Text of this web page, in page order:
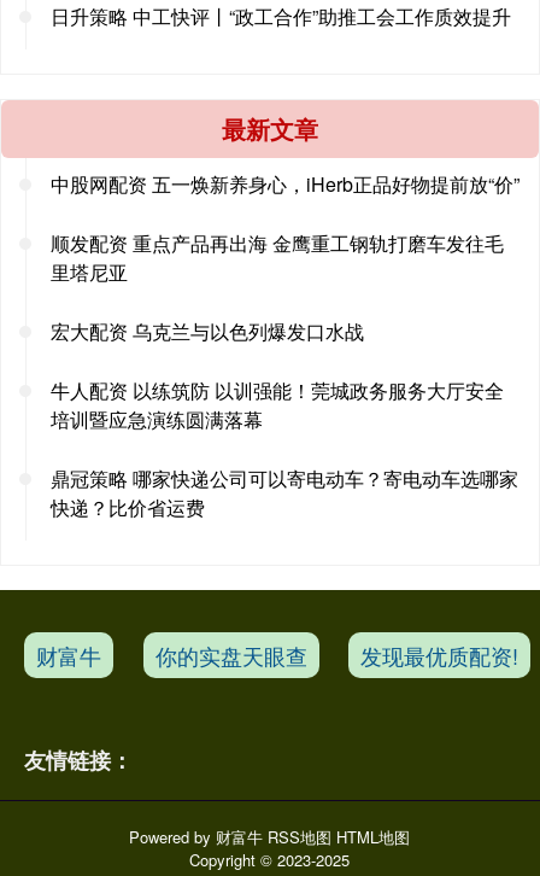
日升策略 中工快评丨“政工合作”助推工会工作质效提升
最新文章
中股网配资 五一焕新养身心，iHerb正品好物提前放“价”
顺发配资 重点产品再出海 金鹰重工钢轨打磨车发往毛
里塔尼亚
宏大配资 乌克兰与以色列爆发口水战
牛人配资 以练筑防 以训强能！莞城政务服务大厅安全
培训暨应急演练圆满落幕
鼎冠策略 哪家快递公司可以寄电动车？寄电动车选哪家
快递？比价省运费
财富牛 你的实盘天眼查 发现最优质配资!
友情链接：
Powered by 财富牛 RSS地图 HTML地图
Copyright© 2023-2025